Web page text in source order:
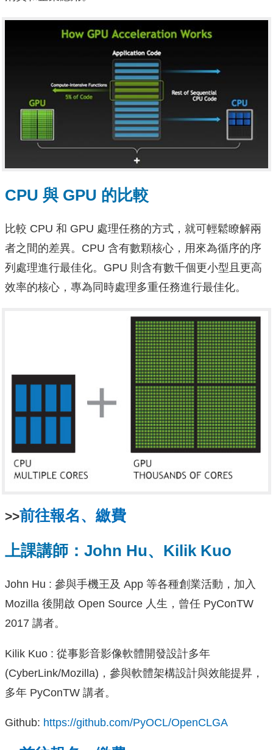
CPU 與 GPU 的比較
比較 CPU 和 GPU 處理任務的方式，就可輕鬆瞭解兩
者之間的差異。CPU 含有數顆核心，用來為循序的序
列處理進行最佳化。GPU 則含有數千個更小型且更高
效率的核心，專為同時處理多重任務進行最佳化。
>>前往報名、繳費
上課講師：John Hu、Kilik Kuo
John Hu : 參與手機王及 App 等各種創業活動，加入
Mozilla 後開啟 Open Source 人生，曾任 PyConTW
2017 講者。
Kilik Kuo : 從事影音影像軟體開發設計多年
(CyberLink/Mozilla)，參與軟體架構設計與效能提昇，
多年 PyConTW 講者。
Github: https://github.com/PyOCL/OpenCLGA